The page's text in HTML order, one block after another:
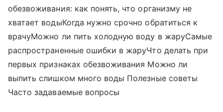
обезвоживания: как понять, что организму не
хватает водыКогда нужно срочно обратиться к
врачуМожно ли пить холодную воду в жаруСамые
распространенные ошибки в жаруЧто делать при
первых признаках обезвоживания Можно ли
выпить слишком много воды Полезные советы
Часто задаваемые вопросы